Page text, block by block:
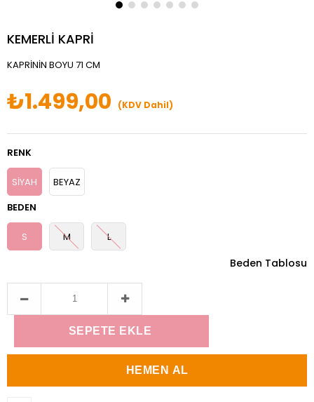
KEMERLİ KAPRİ
KAPRİNİN BOYU 71 CM
₺1.499,00 (KDV Dahil)
RENK
SİYAH
BEYAZ
BEDEN
S M L
Beden Tablosu